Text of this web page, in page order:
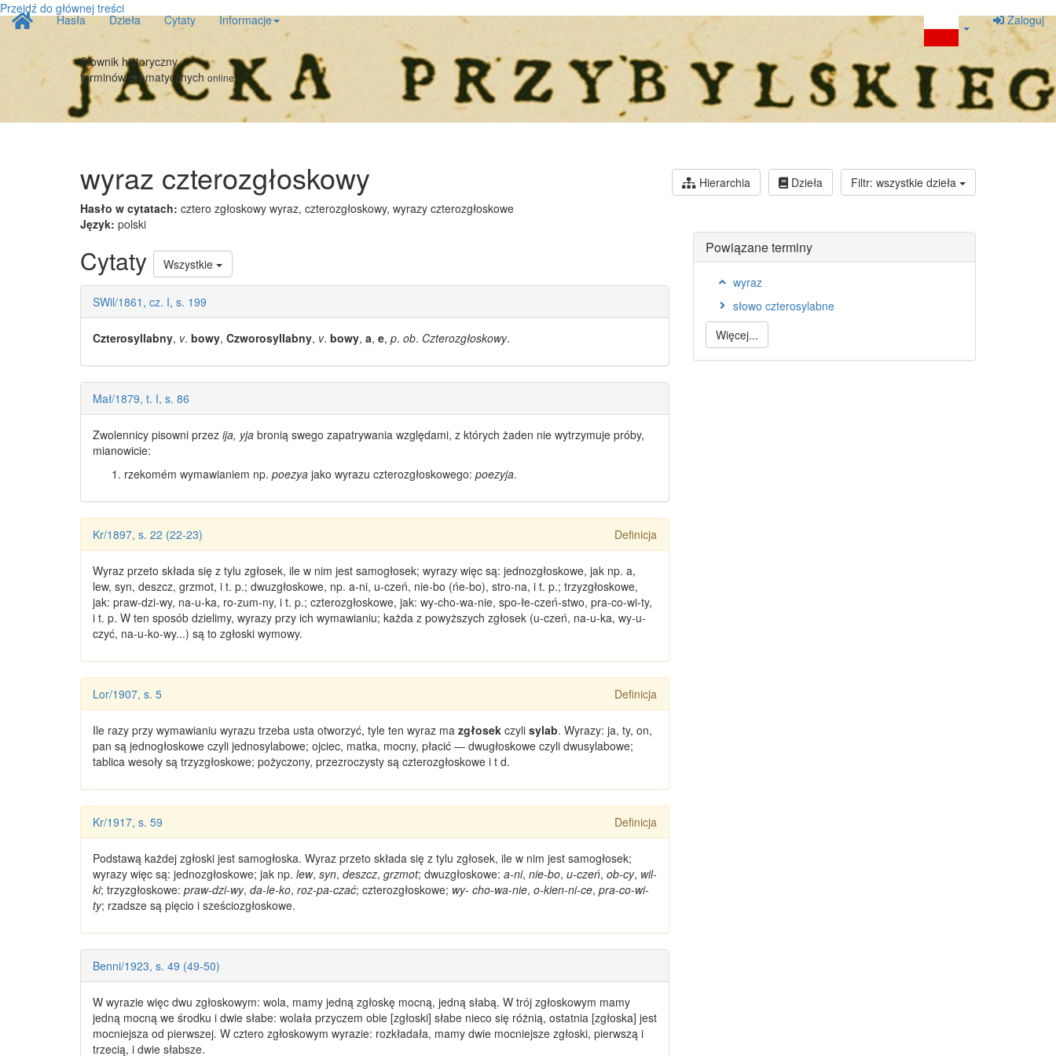
Przejdź do głównej treści
Strona
Hasła Dzieła Cytaty Informacje Zaloguj
Słownik historyczny
terminów gramatycznych online
wyraz czterozgłoskowy Hierarchia Dzieła
Filtr: wszystkie dzieła
Hasło w cytatach: cztero zgłoskowy wyraz, czterozgłoskowy, wyrazy czterozgłoskowe
Język: polski
Cytaty Wszystkie
SWil/1861, cz. I, s. 199
Czterosyllabny, v. bowy, Czworosyllabny, v. bowy, a, e, p. ob. Czterozgłoskowy.
Mał/1879, t. I, s. 86
Zwolennicy pisowni przez ija, yja bronią swego zapatrywania względami, z których żaden nie wytrzymuje próby,
mianowicie:
rzekomém wymawianiem np. poezya jako wyrazu czterozgłoskowego: poezyja.
Kr/1897, s. 22 (22-23) Definicja
Wyraz przeto składa się z tylu zgłosek, ile w nim jest samogłosek; wyrazy więc są: jednozgłoskowe, jak np. a,
lew, syn, deszcz, grzmot, i t. p.; dwuzgłoskowe, np. a-ni, u-czeń, nie-bo (ńe-bo), stro-na, i t. p.; trzyzgłoskowe,
jak: praw-dzi-wy, na-u-ka, ro-zum-ny, i t. p.; czterozgłoskowe, jak: wy-cho-wa-nie, spo-łe-czeń-stwo, pra-co-wi-ty,
i t. p. W ten sposób dzielimy, wyrazy przy ich wymawianiu; każda z powyższych zgłosek (u-czeń, na-u-ka, wy-u-
czyć, na-u-ko-wy...) są to zgłoski wymowy.
Lor/1907, s. 5 Definicja
Ile razy przy wymawianiu wyrazu trzeba usta otworzyć, tyle ten wyraz ma zgłosek czyli sylab. Wyrazy: ja, ty, on,
pan są jednogłoskowe czyli jednosylabowe; ojciec, matka, mocny, płacić — dwugłoskowe czyli dwusylabowe;
tablica wesoły są trzyzgłoskowe; pożyczony, przezroczysty są czterozgłoskowe i t d.
Kr/1917, s. 59 Definicja
Podstawą każdej zgłoski jest samogłoska. Wyraz przeto składa się z tylu zgłosek, ile w nim jest samogłosek;
wyrazy więc są: jednozgłoskowe; jak np. lew, syn, deszcz, grzmot; dwuzgłoskowe: a-ni, nie-bo, u-czeń, ob-cy, wil-
ki; trzyzgłoskowe: praw-dzi-wy, da-le-ko, roz-pa-czać; czterozgłoskowe; wy- cho-wa-nie, o-kien-ni-ce, pra-co-wi-
ty; rzadsze są pięcio i sześciozgłoskowe.
Benni/1923, s. 49 (49-50)
W wyrazie więc dwu zgłoskowym: wola, mamy jedną zgłoskę mocną, jedną słabą. W trój zgłoskowym mamy
jedną mocną we środku i dwie słabe: wolała przyczem obie [zgłoski] słabe nieco się różnią, ostatnia [zgłoska] jest
mocniejsza od pierwszej. W cztero zgłoskowym wyrazie: rozkładała, mamy dwie mocniejsze zgłoski, pierwszą i
trzecią, i dwie słabsze.
Powiązane terminy
wyraz
słowo czterosylabne
Więcej...